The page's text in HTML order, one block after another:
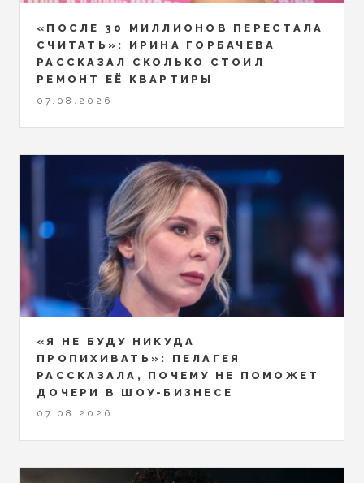
«ПОСЛЕ 30 МИЛЛИОНОВ ПЕРЕСТАЛА
СЧИТАТЬ»: ИРИНА ГОРБАЧЕВА
РАССКАЗАЛ СКОЛЬКО СТОИЛ
РЕМОНТ ЕЁ КВАРТИРЫ
07.08.2026
«Я НЕ БУДУ НИКУДА
ПРОПИХИВАТЬ»: ПЕЛАГЕЯ
РАССКАЗАЛА, ПОЧЕМУ НЕ ПОМОЖЕТ
ДОЧЕРИ В ШОУ-БИЗНЕСЕ
07.08.2026